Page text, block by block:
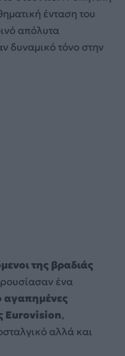
ένταση του
απόλυτα
δυναμικό τόνο στην
της βραδιάς
ένα
αγαπημένες
Eurovision,
αλλά και